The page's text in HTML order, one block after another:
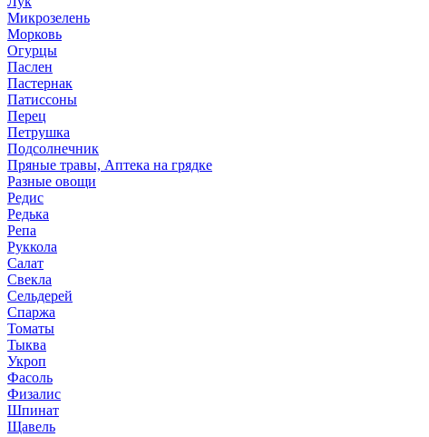
Микрозелень
Морковь
Огурцы
Паслен
Пастернак
Патиссоны
Перец
Петрушка
Подсолнечник
Пряные травы, Аптека на грядке
Разные овощи
Редис
Редька
Репа
Руккола
Салат
Свекла
Сельдерей
Спаржа
Томаты
Тыква
Укроп
Фасоль
Физалис
Шпинат
Щавель